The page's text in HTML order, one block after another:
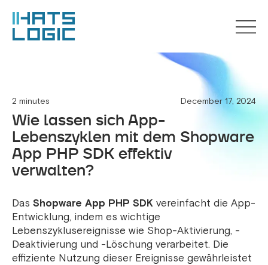
2 minutes December 17, 2024
Wie lassen sich App-
Lebenszyklen mit dem Shopware
App PHP SDK effektiv
verwalten?
Das Shopware App PHP SDK vereinfacht die App-
Entwicklung, indem es wichtige
Lebenszyklusereignisse wie Shop-Aktivierung, -
Deaktivierung und -Löschung verarbeitet. Die
effiziente Nutzung dieser Ereignisse gewährleistet